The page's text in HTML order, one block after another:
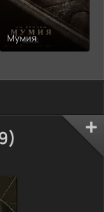
Мумия